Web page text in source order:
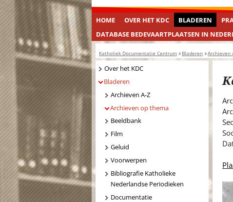
worden
toegestaan
geweigerd.
HOME OVER HET KDC BLADEREN
DATABASE BEDEVAARTPLAATSEN IN
Katholiek Documentatie Centrum Bladeren Archieven
Navigatie
Over het KDC
Bladeren
Archieven A-Z
Archieven op thema
Beeldbank
Film
Geluid
Voorwerpen
Bibliografie Katholieke
Nederlandse Periodieken
Documentatie